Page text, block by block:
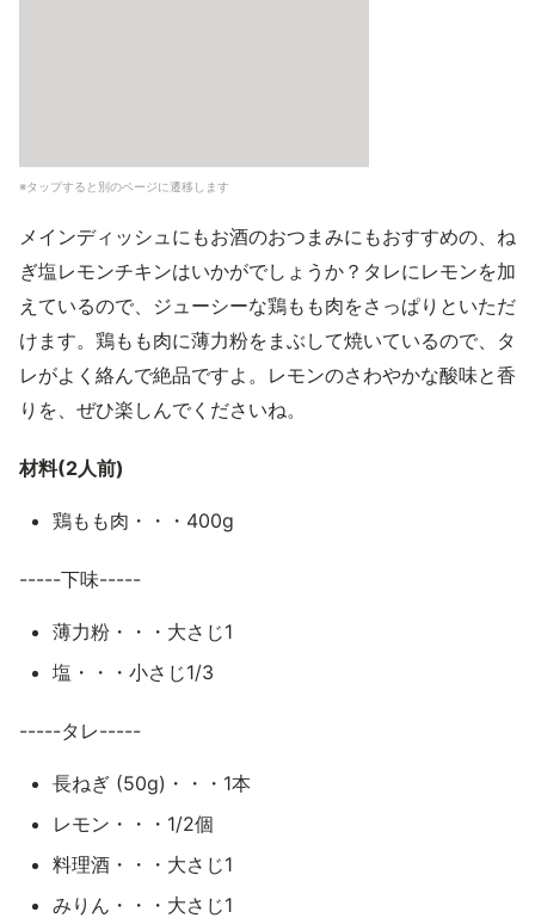
※タップすると別のページに遷移します
メインディッシュにもお酒のおつまみにもおすすめの、ね
ぎ塩レモンチキンはいかがでしょうか？タレにレモンを加
えているので、ジューシーな鶏もも肉をさっぱりといただ
けます。鶏もも肉に薄力粉をまぶして焼いているので、タ
レがよく絡んで絶品ですよ。レモンのさわやかな酸味と香
りを、ぜひ楽しんでくださいね。
材料(2人前)
鶏もも肉・・・400g
-----下味-----
薄力粉・・・大さじ1
塩・・・小さじ1/3
-----タレ-----
長ねぎ (50g)・・・1本
レモン・・・1/2個
料理酒・・・大さじ1
みりん・・・大さじ1